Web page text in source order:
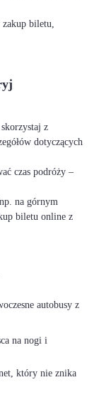
zakup biletu,
z
dotyczących
czas podróży –
na górnym
biletu online z
autobusy z
na nogi i
który nie znika